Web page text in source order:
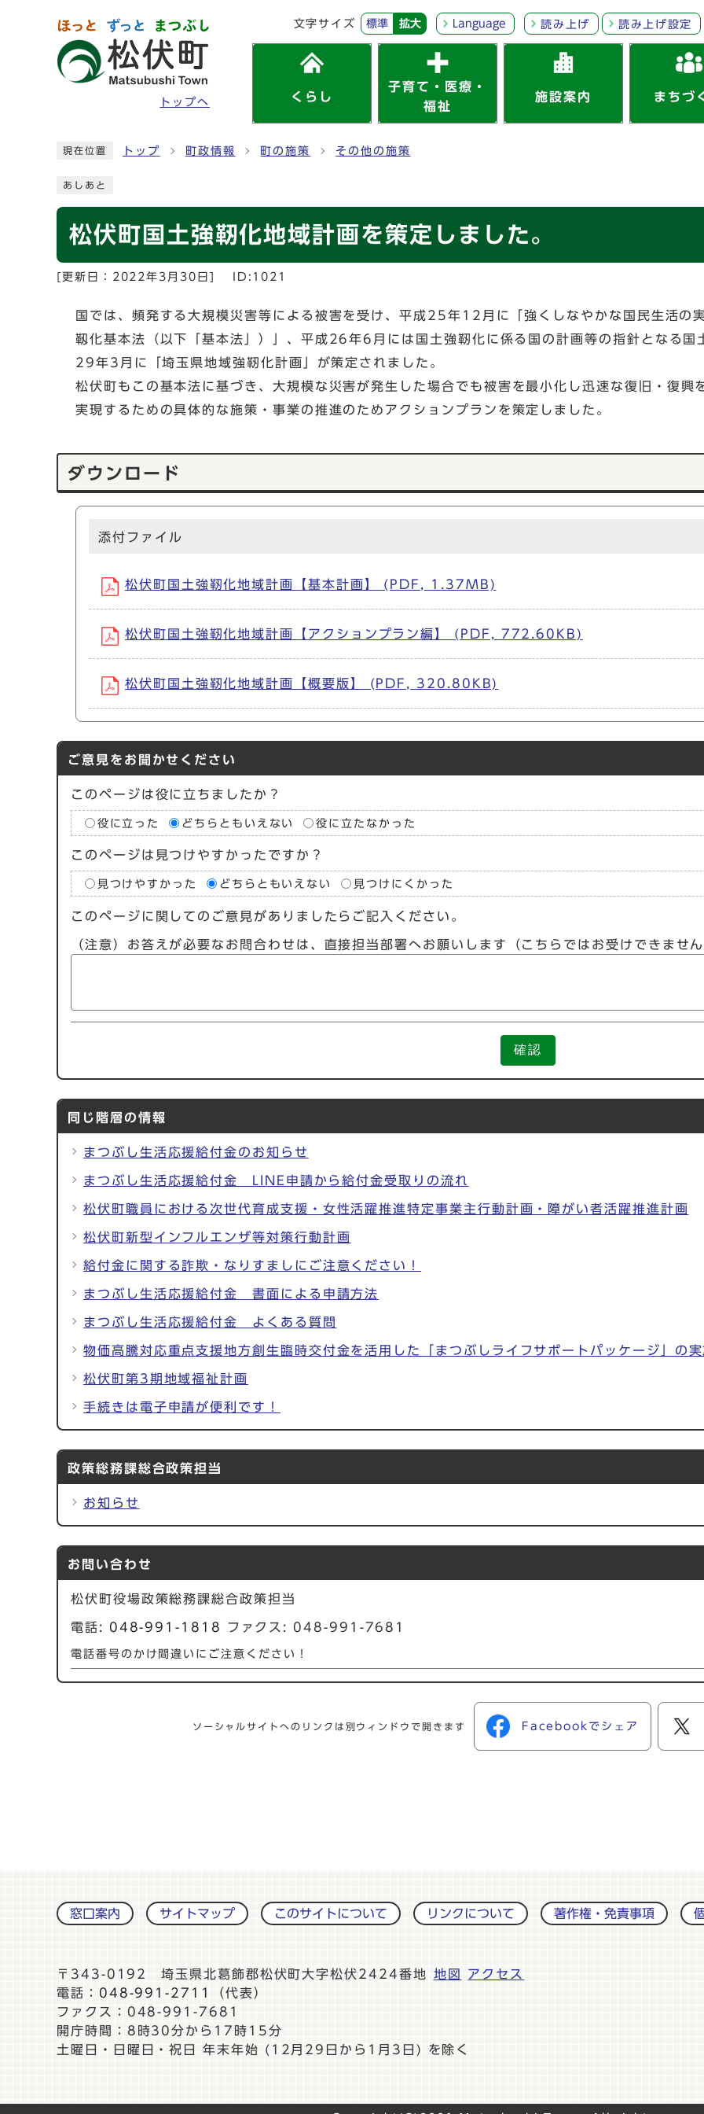
トップへ
文字サイズ 標準 拡大 Language 読み上げ 読み上げ設定
くらし
子育て・医療・
福祉
施設案内 まちづ
現在位置 トップ 町政情報 町の施策 その他の施策
あしあと
松伏町国土強靭化地域計画を策定しました。
[更新日： 2022年3月30日 ID:1021
国では、頻発する大規模災害等による被害を受け、平成25年12月に「強くしなやかな国民生活の
靱化基本法（以下「基本法」）」、平成26年6月には国土強靭化に係る国の計画等の指針となる
29年3月に「埼玉県地域強靭化計画」が策定されました。
松伏町もこの基本法に基づき、大規模な災害が発生した場合でも被害を最小化し迅速な復旧・復
実現するための具体的な施策・事業の推進のためアクションプランを策定しました。
ダウンロード
添付ファイル
松伏町国土強靭化地域計画【基本計画】 (PDF, 1.37MB)
松伏町国土強靭化地域計画【アクションプラン編】 (PDF, 772.60KB)
松伏町国土強靭化地域計画【概要版】 (PDF, 320.80KB)
ご意見をお聞かせください
このページは役に立ちましたか？
役に立った どちらともいえない 役に立たなかった
このページは見つけやすかったですか？
見つけやすかった どちらともいえない 見つけにくかった
このページに関してのご意見がありましたらご記入ください。
（注意）お答えが必要なお問合わせは、直接担当部署へお願いします（こちらではお受けできませ
確認
同じ階層の情報
まつぶし生活応援給付金のお知らせ
まつぶし生活応援給付金 LINE申請から給付金受取りの流れ
松伏町職員における次世代育成支援・女性活躍推進特定事業主行動計画・障がい者活躍推進計画
松伏町新型インフルエンザ等対策行動計画
給付金に関する詐欺・なりすましにご注意ください！
まつぶし生活応援給付金 書面による申請方法
まつぶし生活応援給付金 よくある質問
物価高騰対応重点支援地方創生臨時交付金を活用した「まつぶしライフサポートパッケージ」の
松伏町第3期地域福祉計画
手続きは電子申請が便利です！
政策総務課総合政策担当
お知らせ
お問い合わせ
松伏町役場政策総務課総合政策担当
電話: 048-991-1818 ファクス: 048-991-7681
電話番号のかけ間違いにご注意ください！
ソーシャルサイトへのリンクは別ウィンドウで開きます Facebookでシェア
窓口案内 サイトマップ このサイトについて リンクについて 著作権・免責事項
〒343-0192 埼玉県北葛飾郡松伏町大字松伏2424番地 地図
アクセス
電話： 048-991-2711
（代表）
ファクス：048-991-7681
開庁時間：8時30分から17時15分
土曜日・日曜日・祝日 年末年始 (12月29日から1月3日) を除く